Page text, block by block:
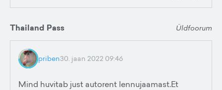
Thailand Pass Üldfoorum
priben30. jaan 2022 09:46
Mind huvitab just autorent lennujaamast.Et